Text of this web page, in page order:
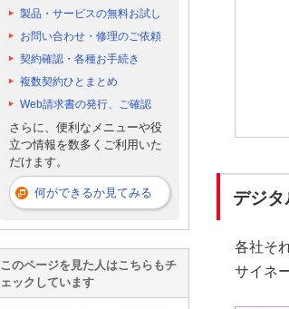
デジ
各社そ
サイネ
製品・サービスの無料お試し
お問い合わせ・修理のご依頼
契約確認・各種お手続き
複数契約ひとまとめ
Web請求書の発行、ご確認
さらに、便利なメニューや役
立つ情報を数多くご利用いた
だけます。
何ができるか見てみる
このページを見た人はこちらもチ
ェックしています